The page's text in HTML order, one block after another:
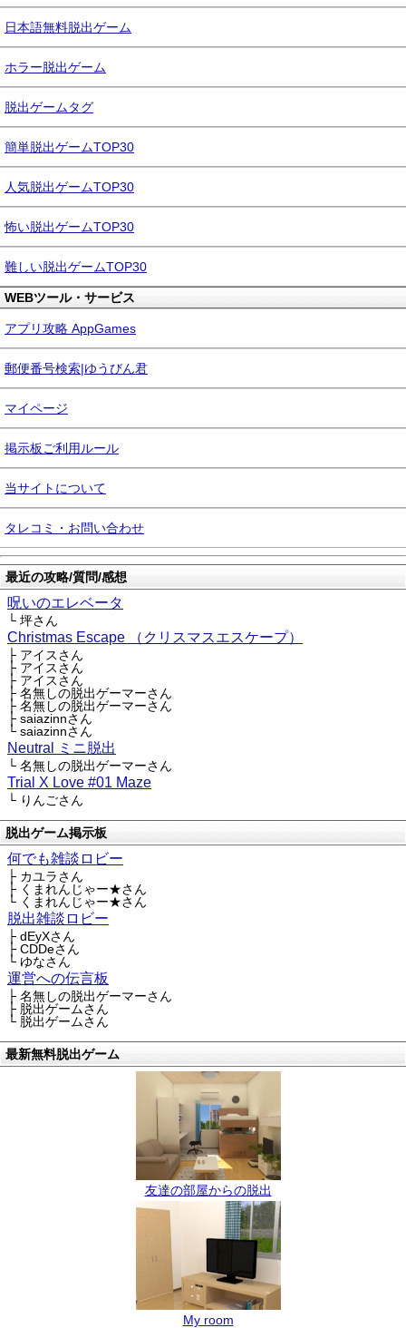
日本語無料脱出ゲーム
ホラー脱出ゲーム
脱出ゲームタグ
簡単脱出ゲームTOP30
人気脱出ゲームTOP30
怖い脱出ゲームTOP30
難しい脱出ゲームTOP30
WEBツール・サービス
アプリ攻略 AppGames
郵便番号検索|ゆうびん君
マイページ
掲示板ご利用ルール
当サイトについて
タレコミ・お問い合わせ
最近の攻略/質問/感想
呪いのエレベータ
└ 坪さん
Christmas Escape （クリスマスエスケープ）
├ アイスさん
├ アイスさん
├ アイスさん
├ 名無しの脱出ゲーマーさん
├ 名無しの脱出ゲーマーさん
├ saiazinnさん
└ saiazinnさん
Neutral ミニ脱出
└ 名無しの脱出ゲーマーさん
Trial X Love #01 Maze
└ りんごさん
脱出ゲーム掲示板
何でも雑談ロビー
├ カユラさん
├ くまれんじゃー★さん
└ くまれんじゃー★さん
脱出雑談ロビー
├ dEyXさん
├ CDDeさん
└ ゆなさん
運営への伝言板
├ 名無しの脱出ゲーマーさん
├ 脱出ゲームさん
└ 脱出ゲームさん
最新無料脱出ゲーム
友達の部屋からの脱出
My room